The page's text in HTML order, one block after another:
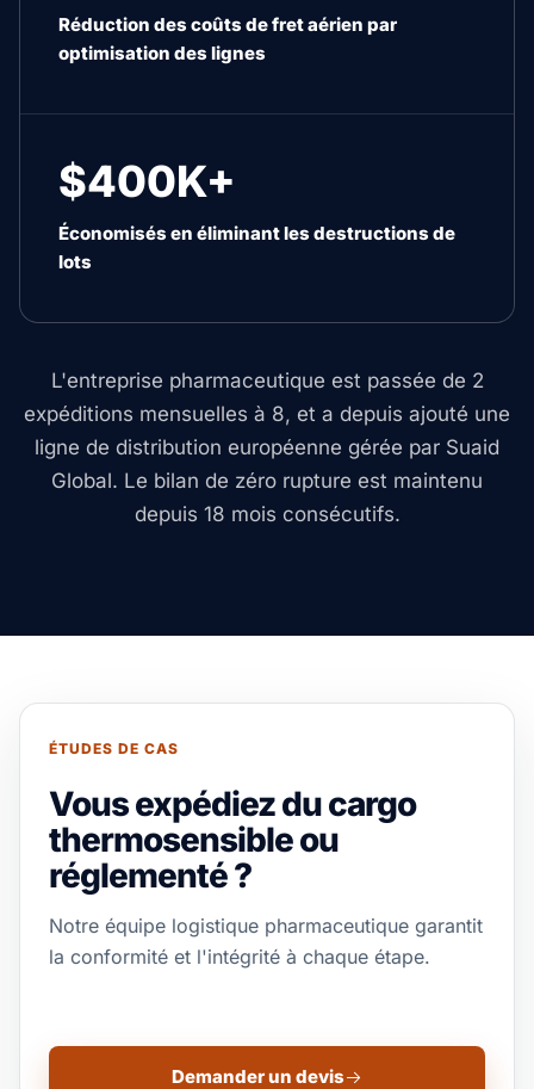
Réduction des coûts de fret aérien par
optimisation des lignes
$400K+
Économisés en éliminant les destructions de
lots
L'entreprise pharmaceutique est passée de 2
expéditions mensuelles à 8, et a depuis ajouté une
ligne de distribution européenne gérée par Suaid
Global. Le bilan de zéro rupture est maintenu
depuis 18 mois consécutifs.
ÉTUDES DE CAS
Vous expédiez du cargo
thermosensible ou
réglementé ?
Notre équipe logistique pharmaceutique garantit
la conformité et l'intégrité à chaque étape.
Demander un devis